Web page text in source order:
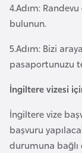
4.Adım:
bulunun.
5.Adım: Bizi
pasaportunuzu
İngiltere vizesi
İngiltere vize
başvuru
durumuna bağlı
e
r
e
k
B
u